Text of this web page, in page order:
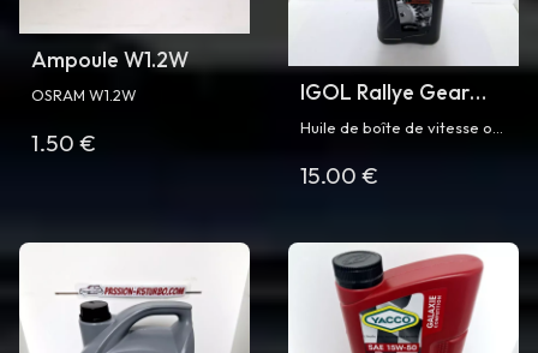
Ampoule W1.2W
OSRAM W1.2W
1.50 €
IGOL Rallye Gear
75W90
Huile de boîte de vitesse ou
75W90 - bidon d'1 L
15.00 €